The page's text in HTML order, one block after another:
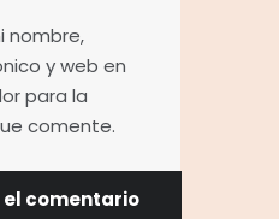
nombre,
y web en
para la
comente.